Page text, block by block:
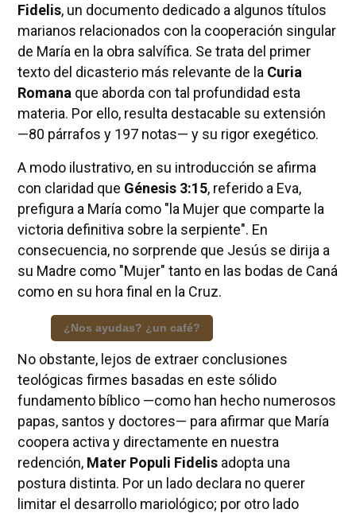
Fidelis, un documento dedicado a algunos títulos
marianos relacionados con la cooperación singular
de María en la obra salvífica. Se trata del primer
texto del dicasterio más relevante de la Curia
Romana que aborda con tal profundidad esta
materia. Por ello, resulta destacable su extensión
—80 párrafos y 197 notas— y su rigor exegético.
A modo ilustrativo, en su introducción se afirma
con claridad que Génesis 3:15, referido a Eva,
prefigura a María como "la Mujer que comparte la
victoria definitiva sobre la serpiente". En
consecuencia, no sorprende que Jesús se dirija a
su Madre como "Mujer" tanto en las bodas de Caná
como en su hora final en la Cruz.
¿Nos ayudas? ¿un café?
No obstante, lejos de extraer conclusiones
teológicas firmes basadas en este sólido
fundamento bíblico —como han hecho numerosos
papas, santos y doctores— para afirmar que María
coopera activa y directamente en nuestra
redención, Mater Populi Fidelisadopta una
postura distinta. Por un lado declara no querer
limitar el desarrollo mariológico; por otro lado